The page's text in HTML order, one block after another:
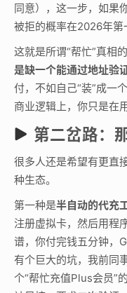
同意），这一步，如果
被拒的概率在2026年第
这就是所谓“帮忙”真相的
是缺一个能通过地址验
付，不如自己“装”成一
商业逻辑上，你只是在
第二岔路：
很多人还是希望有更直
种生态。
第一种是半自动的代充
注册虚拟卡，然后用程
谱，你付完钱五分钟，
有个巨大的坑，我前同
个“帮忙充值Plus会员”